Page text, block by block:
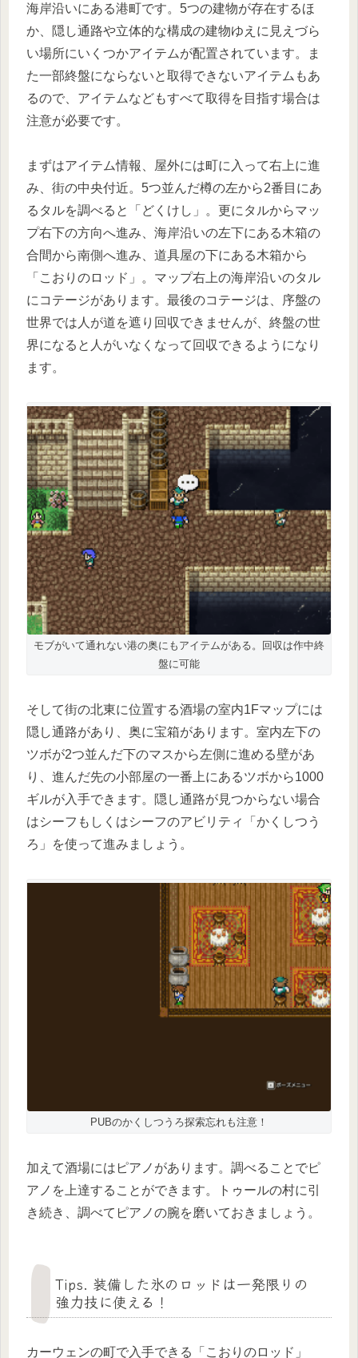
海岸沿いにある港町です。5つの建物が存在するほ
か、隠し通路や立体的な構成の建物ゆえに見えづら
い場所にいくつかアイテムが配置されています。ま
た一部終盤にならないと取得できないアイテムもあ
るので、アイテムなどもすべて取得を目指す場合は
注意が必要です。
まずはアイテム情報、屋外には町に入って右上に進
み、街の中央付近。5つ並んだ樽の左から2番目にあ
るタルを調べると「どくけし」。更にタルからマッ
プ右下の方向へ進み、海岸沿いの左下にある木箱の
合間から南側へ進み、道具屋の下にある木箱から
「こおりのロッド」。マップ右上の海岸沿いのタル
にコテージがあります。最後のコテージは、序盤の
世界では人が道を遮り回収できませんが、終盤の世
界になると人がいなくなって回収できるようになり
ます。
モブがいて通れない港の奥にもアイテムがある。回収は作中終
盤に可能
そして街の北東に位置する酒場の室内1Fマップには
隠し通路があり、奥に宝箱があります。室内左下の
ツボが2つ並んだ下のマスから左側に進める壁があ
り、進んだ先の小部屋の一番上にあるツボから1000
ギルが入手できます。隠し通路が見つからない場合
はシーフもしくはシーフのアビリティ「かくしつう
ろ」を使って進みましょう。
PUBのかくしつうろ探索忘れも注意！
加えて酒場にはピアノがあります。調べることでピ
アノを上達することができます。トゥールの村に引
き続き、調べてピアノの腕を磨いておきましょう。
Tips. 装備した氷のロッドは一発限りの
強力技に使える！
カーウェンの町で入手できる「こおりのロッド」